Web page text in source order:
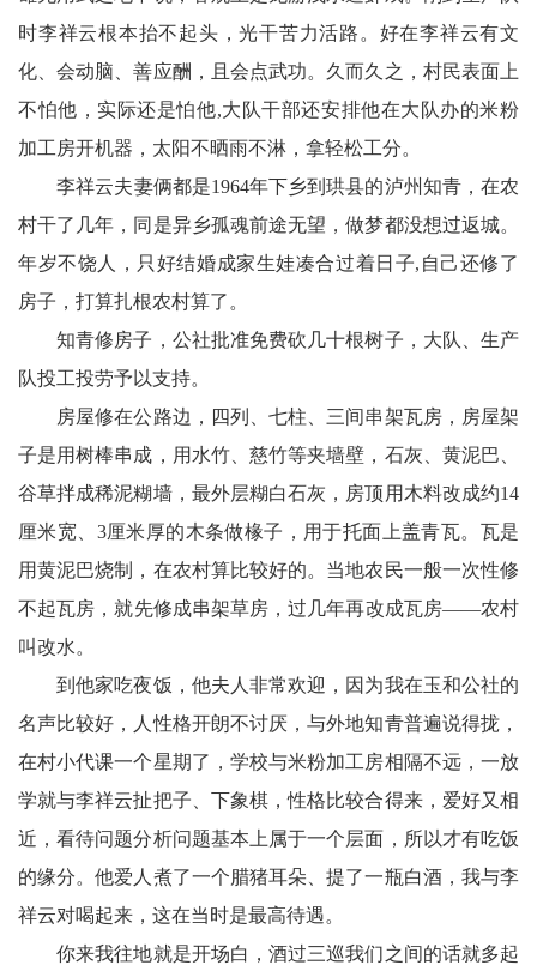
播
报
今
日
宾
播
银
龄
西
南
卫
报
民
时李祥云根本抬不起头，光干苦力活路。好在李祥云有文
化、会动脑、善应酬，且会点武功。久而久之，村民表面上
不怕他，实际还是怕他,大队干部还安排他在大队办的米粉
加工房开机器，太阳不晒雨不淋，拿轻松工分。
李祥云夫妻俩都是1964年下乡到珙县的泸州知青，在农
村干了几年，同是异乡孤魂前途无望，做梦都没想过返城。
年岁不饶人，只好结婚成家生娃凑合过着日子,自己还修了
房子，打算扎根农村算了。
知青修房子，公社批准免费砍几十根树子，大队、生产
队投工投劳予以支持。
房屋修在公路边，四列、七柱、三间串架瓦房，房屋架
子是用树棒串成，用水竹、慈竹等夹墙壁，石灰、黄泥巴、
谷草拌成稀泥糊墙，最外层糊白石灰，房顶用木料改成约14
厘米宽、3厘米厚的木条做椽子，用于托面上盖青瓦。瓦是
用黄泥巴烧制，在农村算比较好的。当地农民一般一次性修
不起瓦房，就先修成串架草房，过几年再改成瓦房——农村
叫改水。
到他家吃夜饭，他夫人非常欢迎，因为我在玉和公社的
名声比较好，人性格开朗不讨厌，与外地知青普遍说得拢，
在村小代课一个星期了，学校与米粉加工房相隔不远，一放
学就与李祥云扯把子、下象棋，性格比较合得来，爱好又相
近，看待问题分析问题基本上属于一个层面，所以才有吃饭
的缘分。他爱人煮了一个腊猪耳朵、提了一瓶白酒，我与李
祥云对喝起来，这在当时是最高待遇。
你来我往地就是开场白，酒过三巡我们之间的话就多起